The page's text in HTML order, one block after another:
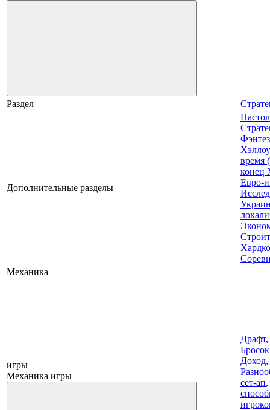
Раздел
Дополнительные разделы
время
конец
Евро-
Механика
игры
Механика игры
Драфт,
Доход,
сет-ап,